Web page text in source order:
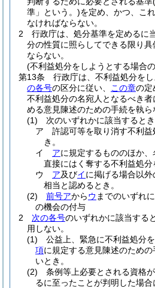
準」という。)を定め、かつ、こ
なければならない。
2
行政庁は、処分基準を定めるに
分の性質に照らしてできる限り
ならない。
(不利益処分をしようとする場合
第13条
行政庁は、不利益処分をし
の各号の区分に従い、 この章の定
不利益処分の名宛人となるべき者
める意見陳述のための手続を執ら
(1)
次のいずれかに該当すると
ア
許認可等を取り消す不利
き。
イ
アに規定するもののほか
直接にはく奪する不利益処分
ウ
ア及びイに掲げる場合以
相当と認めるとき。
(2)
前号アからウ までのいずれ
の機会の付与
2
次の各号のいずれかに該当する
用しない。
(1)
公益上、緊急に不利益処分
項に規定する意見陳述のため
いとき。
(2)
条例等上必要とされる資格
るに至ったことが判明した場